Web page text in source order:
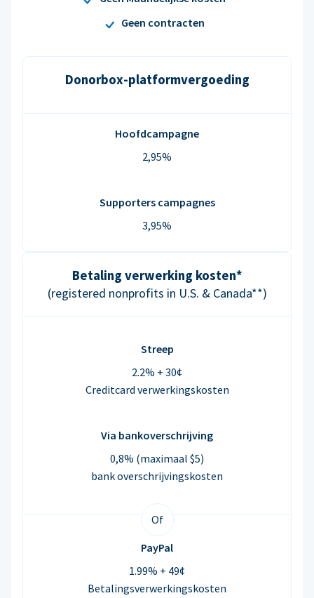
Geen contracten
Donorbox-platformvergoeding
Hoofdcampagne
2,95%
Supporters campagnes
3,95%
Betaling verwerking kosten*
(registered nonprofits in U.S. & Canada**)
Streep
2.2% + 30¢
Creditcard verwerkingskosten
Via bankoverschrijving
0,8% (maximaal $5)
bank overschrijvingskosten
Of
PayPal
1.99% + 49¢
Betalingsverwerkingskosten